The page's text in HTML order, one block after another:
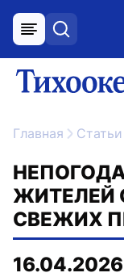
меню поиск
Главная Статьи
ЖИТЕЛЕЙ
СВЕЖИХ
16.04.2026